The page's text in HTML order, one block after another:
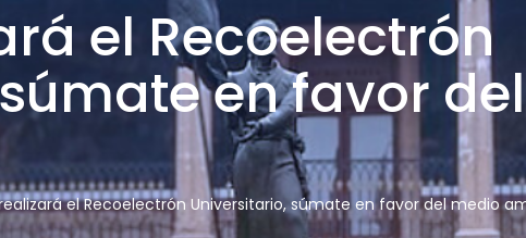
el Recoelectrón
en favor
realizará el Recoelectrón Universitario, súmate en favor del medio